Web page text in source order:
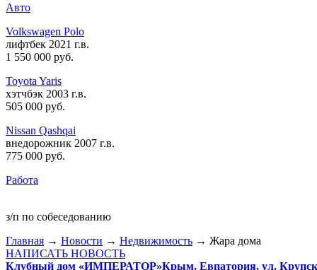
Авто
Volkswagen Polo
лифтбек 2021 г.в.
1 550 000 руб.
Toyota Yaris
хэтчбэк 2003 г.в.
505 000 руб.
Nissan Qashqai
внедорожник 2007 г.в.
775 000 руб.
Работа
з/п по собеседованию
Главная → Новости → Недвижимость → Жара дома
НАПИСАТЬ НОВОСТЬ
Клубный дом «ИМПЕРАТОР»Крым, Евпатория, ул.